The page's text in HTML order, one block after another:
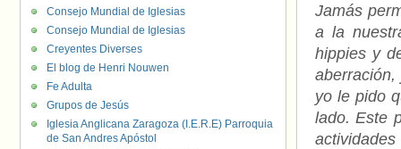
Jamás
a la
hippies y
yo le pido
lado. Este
Consejo Mundial de Iglesias
Consejo Mundial de Iglesias
Creyentes Diverses
El blog de Henri Nouwen
Fe Adulta
Grupos de Jesús
Iglesia Anglicana Zaragoza (I.E.R.E) Parroquia
de San Andres Apóstol